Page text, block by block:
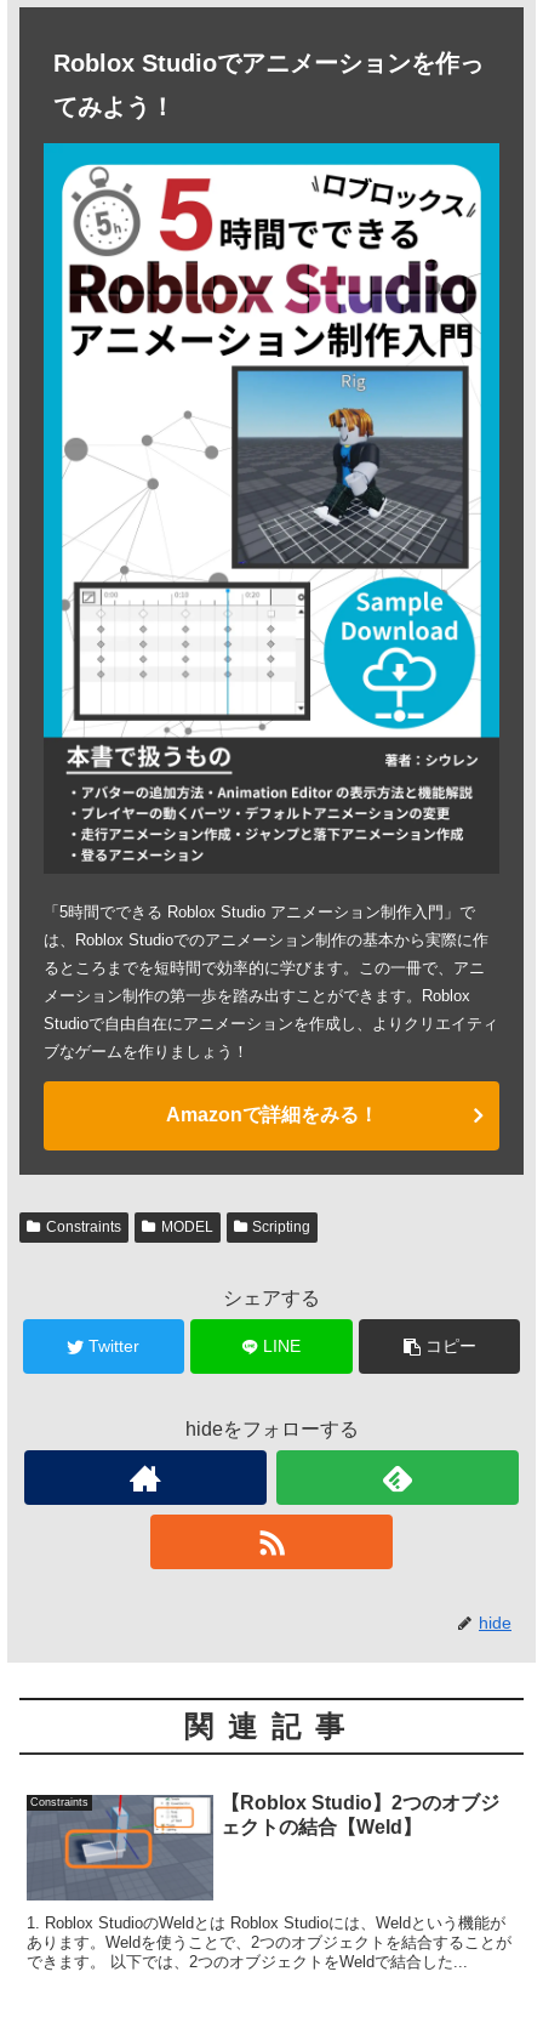
Roblox Studioでアニメーションを作っ
てみよう！
「5時間でできる Roblox Studio アニメーション制作入門」で
は、Roblox Studioでのアニメーション制作の基本から実際に作
るところまでを短時間で効率的に学びます。この一冊で、アニ
メーション制作の第一歩を踏み出すことができます。Roblox
Studioで自由自在にアニメーションを作成し、よりクリエイティ
ブなゲームを作りましょう！
Amazonで詳細をみる！
Constraints MODEL Scripting
シェアする
Twitter LINE コピー
hideをフォローする
hide
関連記事
Constraints
【Roblox Studio】2つのオブジ
ェクトの結合【Weld】
1. Roblox StudioのWeldとは Roblox Studioには、Weldという機能が
あります。Weldを使うことで、2つのオブジェクトを結合することが
できます。 以下では、2つのオブジェクトをWeldで結合した...